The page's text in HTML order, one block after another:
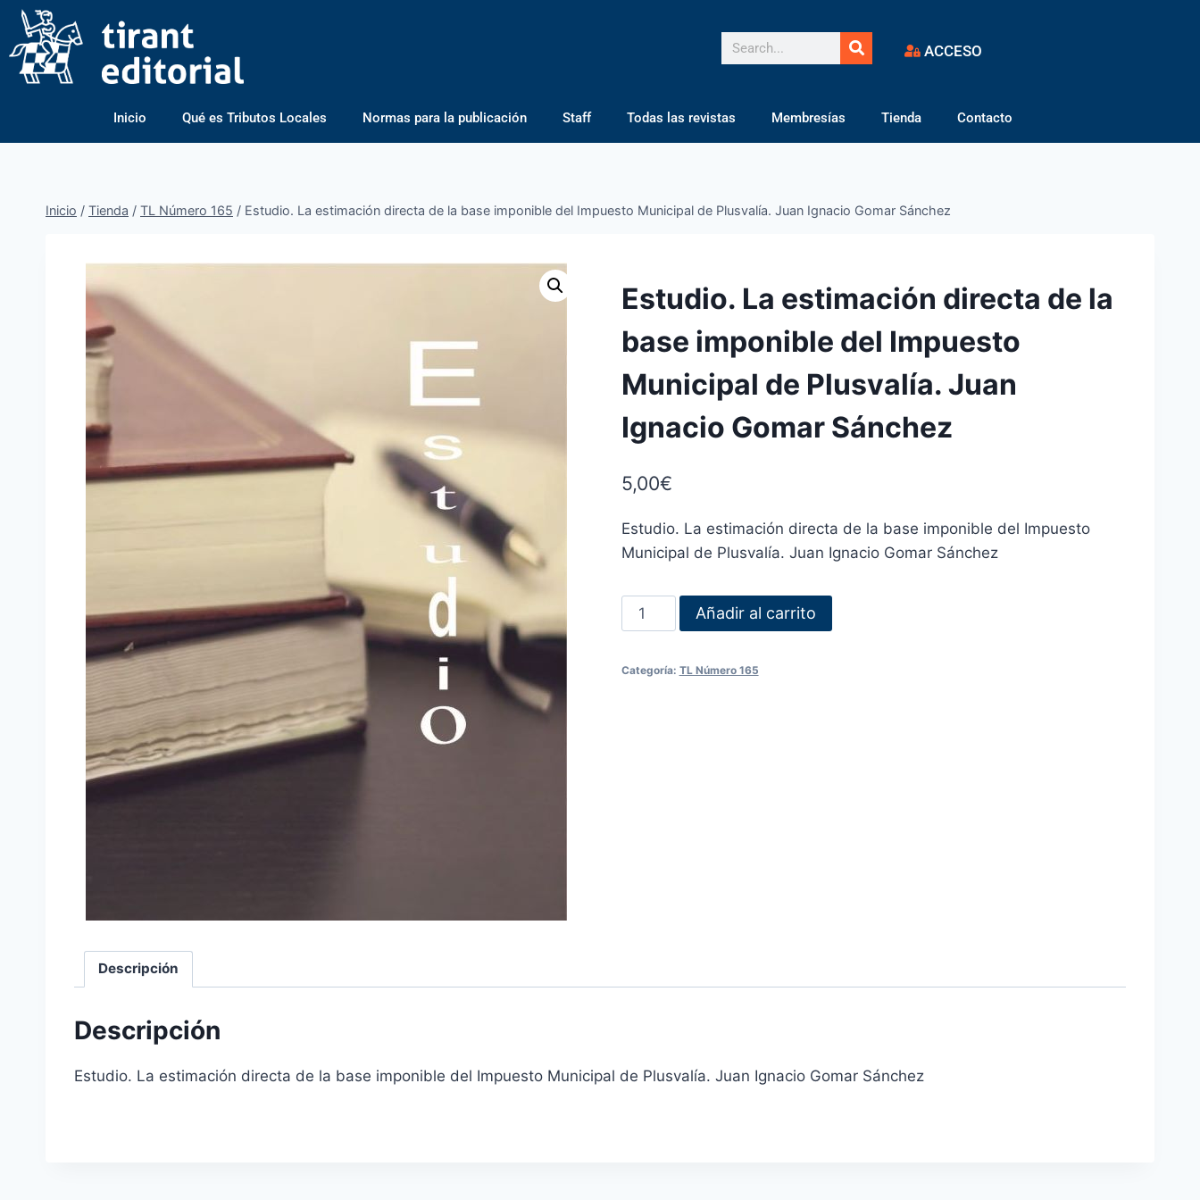
ACCESO
Inicio Qué es Tributos Locales Normas para la publicación Staff Todas las revistas Membresías Tienda Contacto
Inicio / Tienda / TL Número 165 / Estudio. La estimación directa de la base imponible del Impuesto Municipal de Plusvalía. Juan Ignacio Gomar Sánchez
Estudio. La estimación directa de la
base imponible del Impuesto
Municipal de Plusvalía. Juan
Ignacio Gomar Sánchez
5,00€
Estudio. La estimación directa de la base imponible del Impuesto
Municipal de Plusvalía. Juan Ignacio Gomar Sánchez
Añadir al carrito
Categoría: TL Número 165
Descripción
Descripción
Estudio. La estimación directa de la base imponible del Impuesto Municipal de Plusvalía. Juan Ignacio Gomar Sánchez